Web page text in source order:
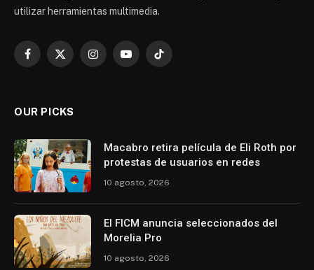
utilizar herramientas multimedia.
Facebook
X
InstagramYouTubeTikTok
OUR PICKS
Macabro retira película de Eli Roth por
protestas de usuarios en redes
10 agosto, 2026
El FICM anuncia seleccionados del
Morelia Pro
10 agosto, 2026